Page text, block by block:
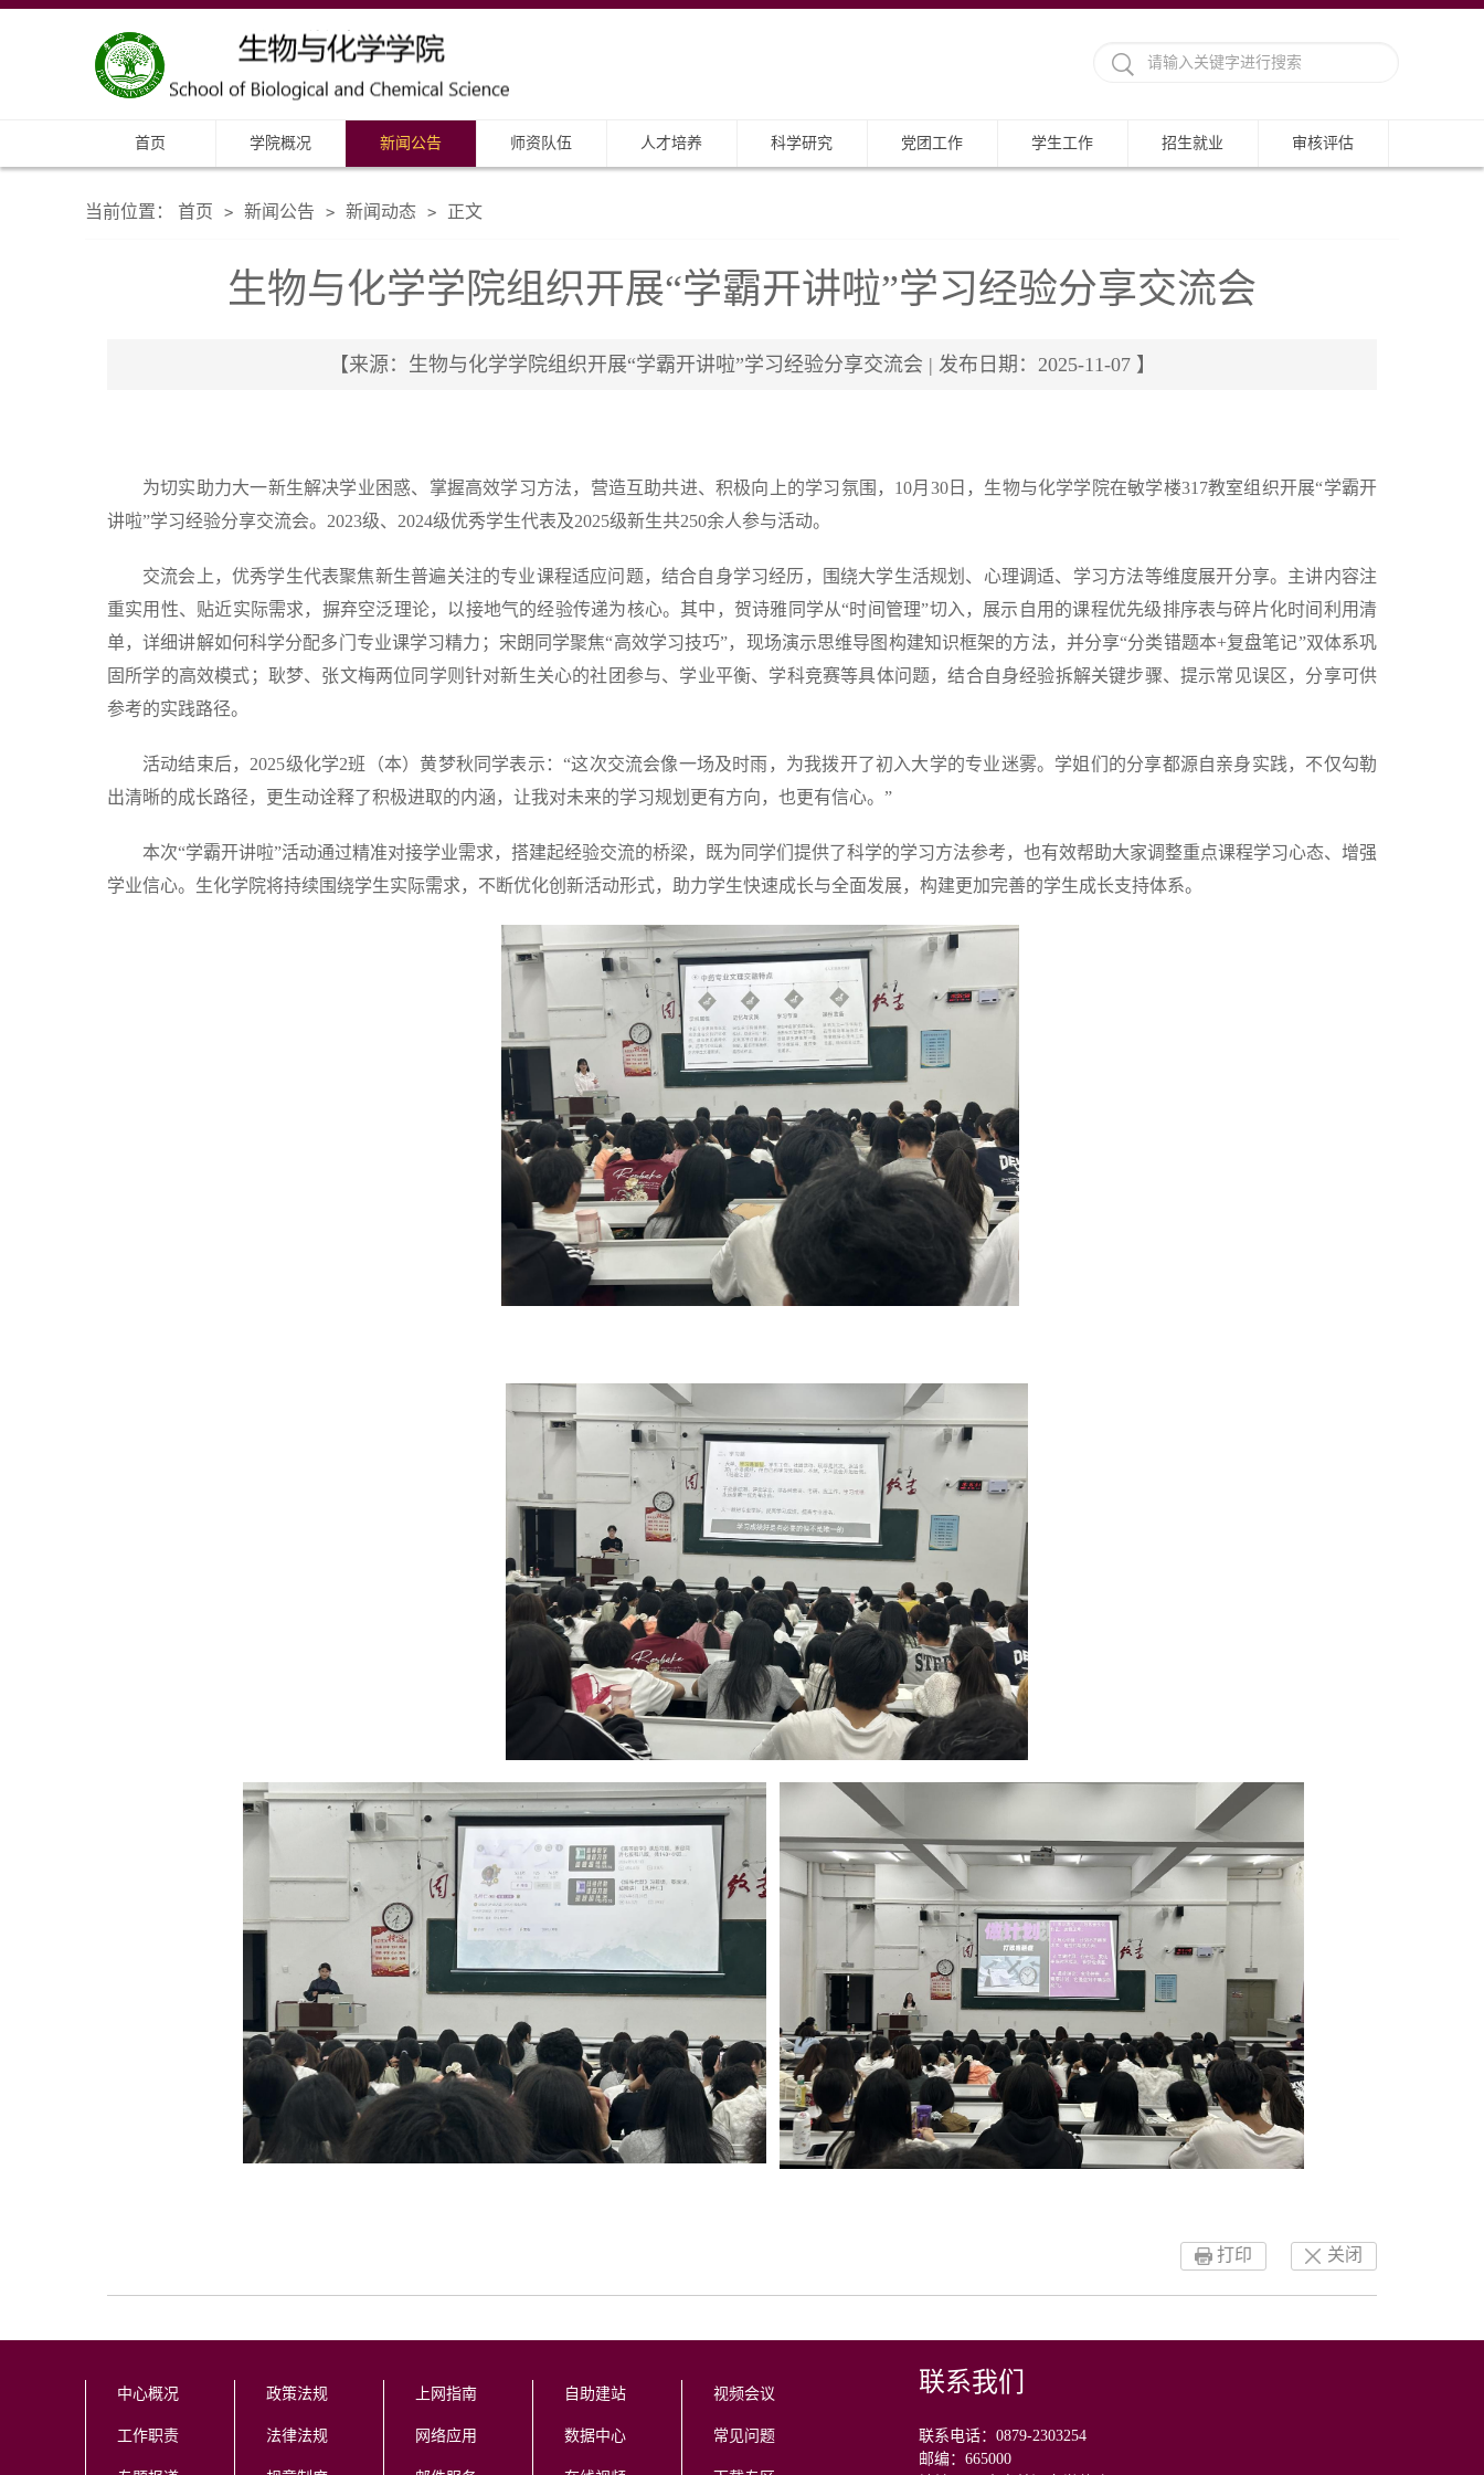
首页 学院概况 新闻公告 师资队伍 人才培养 科学研究 党团工作 学生工作 招生就业 审核评估
当前位置： 首页 > 新闻公告 > 新闻动态 > 正文
生物与化学学院组织开展“学霸开讲啦”学习经验分享交流会
【来源：生物与化学学院组织开展“学霸开讲啦”学习经验分享交流会 | 发布日期：2025-11-07 】
为切实助力大一新生解决学业困惑、掌握高效学习方法，营造互助共进、积极向上的学习氛围，10月30日，生物与化学学院在敏学楼317教室组织开展“学霸开
讲啦”学习经验分享交流会。2023级、2024级优秀学生代表及2025级新生共250余人参与活动。
交流会上，优秀学生代表聚焦新生普遍关注的专业课程适应问题，结合自身学习经历，围绕大学生活规划、心理调适、学习方法等维度展开分享。主讲内容注
重实用性、贴近实际需求，摒弃空泛理论，以接地气的经验传递为核心。其中，贺诗雅同学从“时间管理”切入，展示自用的课程优先级排序表与碎片化时间利用清
单，详细讲解如何科学分配多门专业课学习精力；宋朗同学聚焦“高效学习技巧”，现场演示思维导图构建知识框架的方法，并分享“分类错题本+复盘笔记”双体系巩
固所学的高效模式；耿梦、张文梅两位同学则针对新生关心的社团参与、学业平衡、学科竞赛等具体问题，结合自身经验拆解关键步骤、提示常见误区，分享可供
参考的实践路径。
活动结束后，2025级化学2班（本）黄梦秋同学表示：“这次交流会像一场及时雨，为我拨开了初入大学的专业迷雾。学姐们的分享都源自亲身实践，不仅勾勒
出清晰的成长路径，更生动诠释了积极进取的内涵，让我对未来的学习规划更有方向，也更有信心。”
本次“学霸开讲啦”活动通过精准对接学业需求，搭建起经验交流的桥梁，既为同学们提供了科学的学习方法参考，也有效帮助大家调整重点课程学习心态、增强
学业信心。生化学院将持续围绕学生实际需求，不断优化创新活动形式，助力学生快速成长与全面发展，构建更加完善的学生成长支持体系。
关闭
打印
中心概况
工作职责
政策法规
法律法规
上网指南
网络应用
自助建站
数据中心
视频会议
常见问题
联系我们
联系电话：0879-2303254
邮编：665000